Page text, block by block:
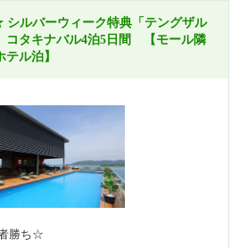
ルバーウィーク特典「テングザル
タキナバル4泊5日間 【モール隣
ル泊】
勝ち☆